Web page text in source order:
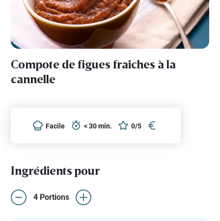
Compote de figues fraiches à la
cannelle
Facile < 30 min. 0/5
Ingrédients pour
4 Portions